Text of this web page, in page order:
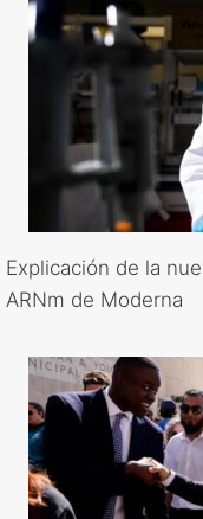
Explicación de la
ARNm de Moderna